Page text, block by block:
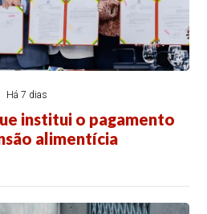
Há 7 dias
institui o pagamento
alimentícia